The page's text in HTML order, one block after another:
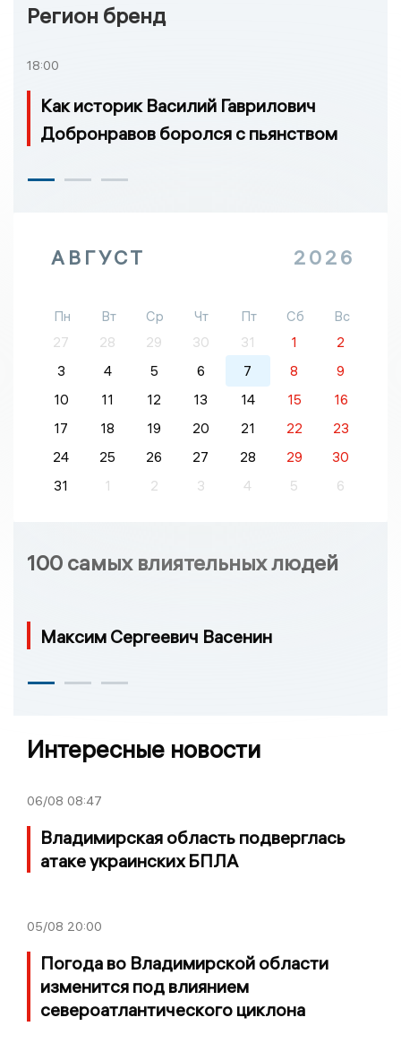
Регион бренд
18:00
Как историк Василий Гаврилович
Добронравов боролся с пьянством
АВГУСТ 2026
Пн Вт Ср Чт Пт Сб
Вс
27
28 29 30 31 1
2
3
4 5 6 7 8
9
10
11 12 13 14 15
16
17
18 19 20 21 22
23
24
25 26 27 28 29
30
31
1 2 3 4 5 6
100 самых влиятельных людей
Максим Сергеевич Васенин
Интересные новости
06/08 08:47
Владимирская область подверглась
атаке украинских БПЛА
05/08 20:00
Погода во Владимирской области
изменится под влиянием
североатлантического циклона